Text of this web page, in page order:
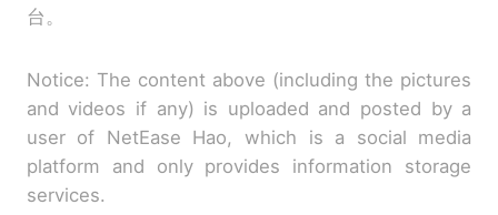
台。
Notice: The content above (including the pictures
and videos if any) is uploaded and posted by a
user of NetEase Hao, which is a social media
platform and only provides information storage
services.